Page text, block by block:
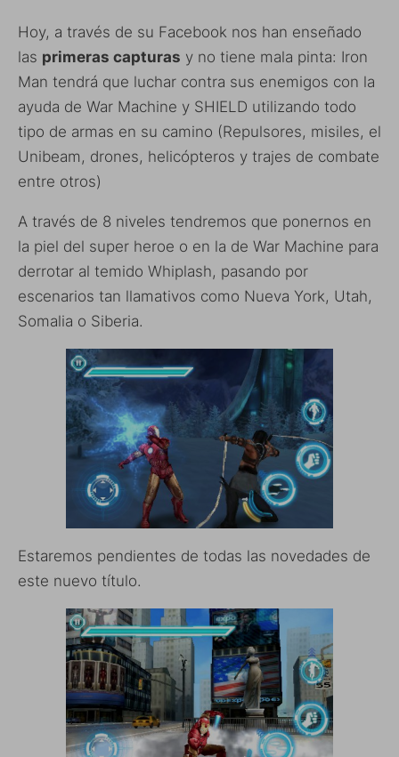
Hoy, a través de su Facebook nos han enseñado
las primeras capturas y no tiene mala pinta: Iron
Man tendrá que luchar contra sus enemigos con la
ayuda de War Machine y SHIELD utilizando todo
tipo de armas en su camino (Repulsores, misiles, el
Unibeam, drones, helicópteros y trajes de combate
entre otros)
A través de 8 niveles tendremos que ponernos en
la piel del super heroe o en la de War Machine para
derrotar al temido Whiplash, pasando por
escenarios tan llamativos como Nueva York, Utah,
Somalia o Siberia.
Estaremos pendientes de todas las novedades de
este nuevo título.